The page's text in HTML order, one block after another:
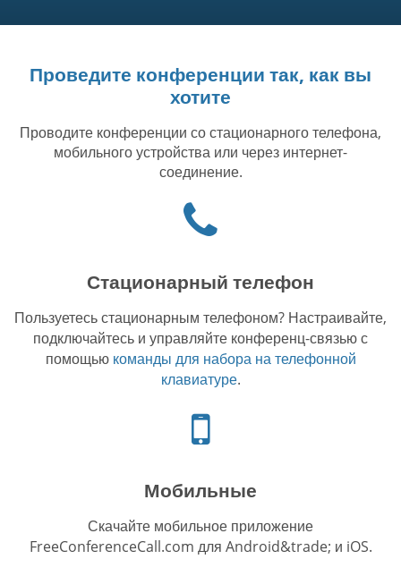
Проведите конференции так, как вы
хотите
Проводите конференции со стационарного телефона,
мобильного устройства или через интернет-
соединение.
"телефон"
Стационарный телефон
Пользуетесь стационарным телефоном? Настраивайте,
подключайтесь и управляйте конференц-связью с
помощью команды для набора на телефонной
клавиатуре.
Иконка
телефона
Мобильные
Скачайте мобильное приложение
FreeConferenceCall.com для Android&trade; и iOS.